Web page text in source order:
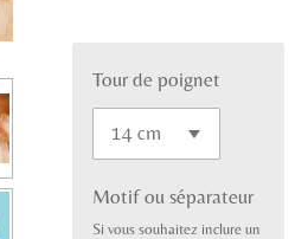
Tour de poignet
Motif ou séparateur
Si vous souhaitez inclure un